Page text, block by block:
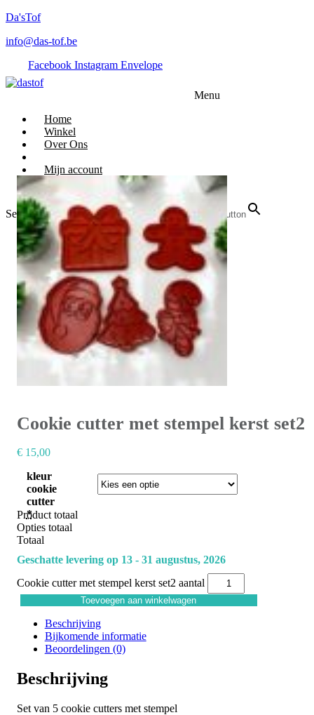
Da'sTof
info@das-tof.be
Facebook Instagram Envelope
Menu
Home
Winkel
Over Ons
Mijn account
Search for: Search Button
Cookie cutter met stempel kerst set2
€15,00
kleur
cookie
cutter
*
Product totaal
Opties totaal
Totaal
Geschatte levering op 13 - 31 augustus, 2026
Cookie cutter met stempel kerst set2 aantal
Toevoegen aan winkelwagen
Beschrijving
Bijkomende informatie
Beoordelingen (0)
Beschrijving
Set van 5 cookie cutters met stempel